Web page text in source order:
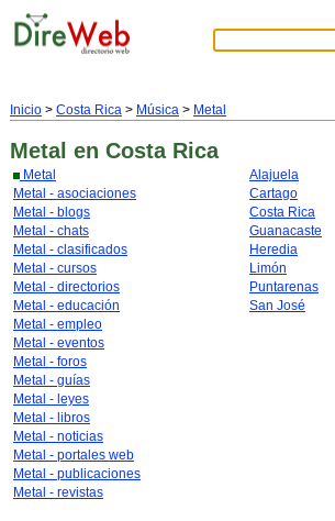
Inicio > Costa Rica > Música > Metal
Metal en Costa Rica
Metal
Metal - asociaciones
Metal - blogs
Metal - chats
Metal - clasificados
Metal - cursos
Metal - directorios
Metal - educación
Metal - empleo
Metal - eventos
Metal - foros
Metal - guías
Metal - leyes
Metal - libros
Metal - noticias
Metal - portales web
Metal - publicaciones
Metal - revistas
Alajuela
Cartago
Costa Rica
Guanacaste
Heredia
Limón
Puntarenas
San José